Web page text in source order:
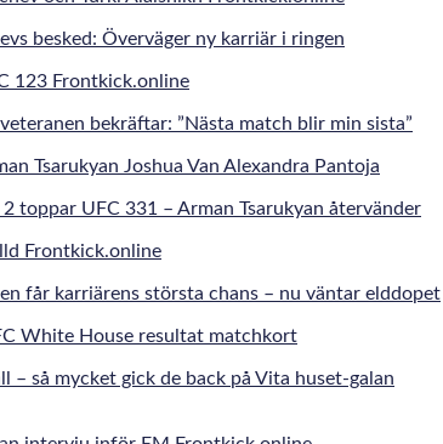
besked: Överväger ny karriär i ringen
bekräftar: ”Nästa match blir min sista”
toppar UFC 331 – Arman Tsarukyan återvänder
får karriärens största chans – nu väntar elddopet
– så mycket gick de back på Vita huset-galan